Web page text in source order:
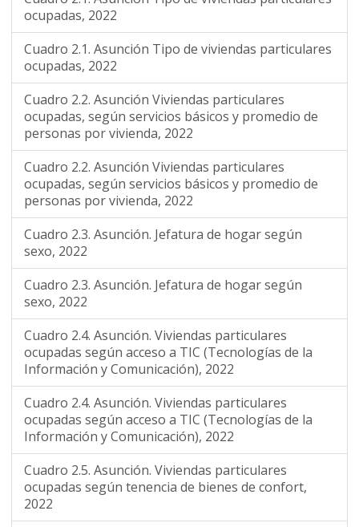
ocupadas, 2022
Cuadro 2.1. Asunción Tipo de viviendas particulares
ocupadas, 2022
Cuadro 2.2. Asunción Viviendas particulares
ocupadas, según servicios básicos y promedio de
personas por vivienda, 2022
Cuadro 2.2. Asunción Viviendas particulares
ocupadas, según servicios básicos y promedio de
personas por vivienda, 2022
Cuadro 2.3. Asunción. Jefatura de hogar según
sexo, 2022
Cuadro 2.3. Asunción. Jefatura de hogar según
sexo, 2022
Cuadro 2.4. Asunción. Viviendas particulares
ocupadas según acceso a TIC (Tecnologías de la
Información y Comunicación), 2022
Cuadro 2.4. Asunción. Viviendas particulares
ocupadas según acceso a TIC (Tecnologías de la
Información y Comunicación), 2022
Cuadro 2.5. Asunción. Viviendas particulares
ocupadas según tenencia de bienes de confort,
2022